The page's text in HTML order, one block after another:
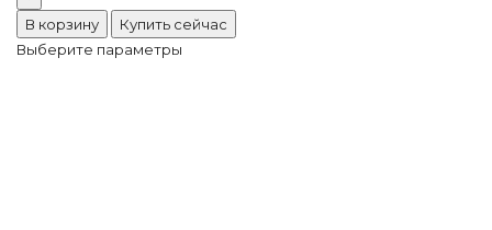
VIVA12
Capri
Blue
В корзину
Купить сейчас
Выберите параметры